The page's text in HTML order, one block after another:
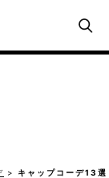
キャップコーデ13